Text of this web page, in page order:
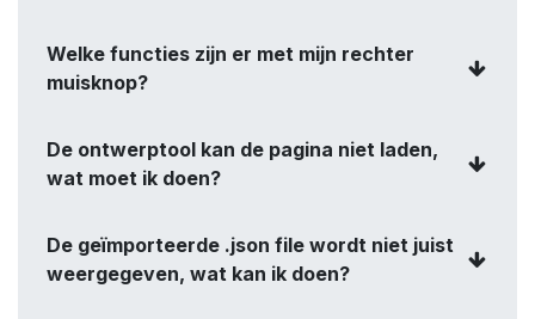
Welke functies zijn er met mijn rechter
muisknop?
De ontwerptool kan de pagina niet laden,
wat moet ik doen?
De geïmporteerde .json file wordt niet juist
weergegeven, wat kan ik doen?